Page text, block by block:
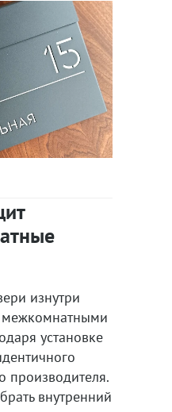
изнутри
межкомнатными
установке
производителя.
внутренний